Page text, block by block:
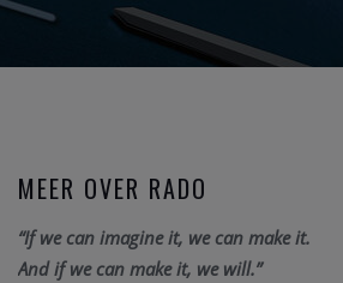
MEER OVER RADO
“If we can imagine it, we can make it.
And if we can make it, we will.”